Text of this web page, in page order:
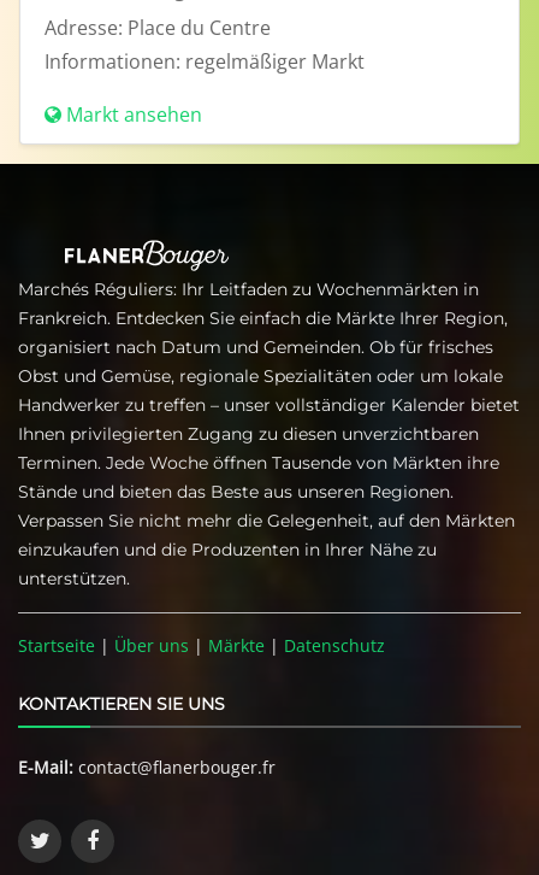
Adresse: Place du Centre
Informationen: regelmäßiger Markt
Markt ansehen
Marchés Réguliers: Ihr Leitfaden zu Wochenmärkten in
Frankreich. Entdecken Sie einfach die Märkte Ihrer Region,
organisiert nach Datum und Gemeinden. Ob für frisches
Obst und Gemüse, regionale Spezialitäten oder um lokale
Handwerker zu treffen – unser vollständiger Kalender bietet
Ihnen privilegierten Zugang zu diesen unverzichtbaren
Terminen. Jede Woche öffnen Tausende von Märkten ihre
Stände und bieten das Beste aus unseren Regionen.
Verpassen Sie nicht mehr die Gelegenheit, auf den Märkten
einzukaufen und die Produzenten in Ihrer Nähe zu
unterstützen.
Startseite | Über uns | Märkte | Datenschutz
KONTAKTIEREN SIE UNS
E-Mail: contact@flanerbouger.fr